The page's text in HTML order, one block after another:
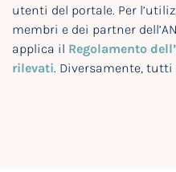
utenti del portale. Per
membri e dei partner
applica il Regolamento
rilevati. Diversamente,